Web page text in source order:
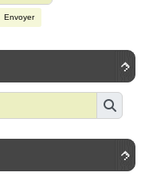
Envoyer

